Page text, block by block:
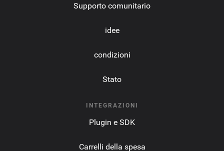
Supporto comunitario
idee
condizioni
Stato
INTEGRAZIONI
Plugin e SDK
Carrelli della spesa